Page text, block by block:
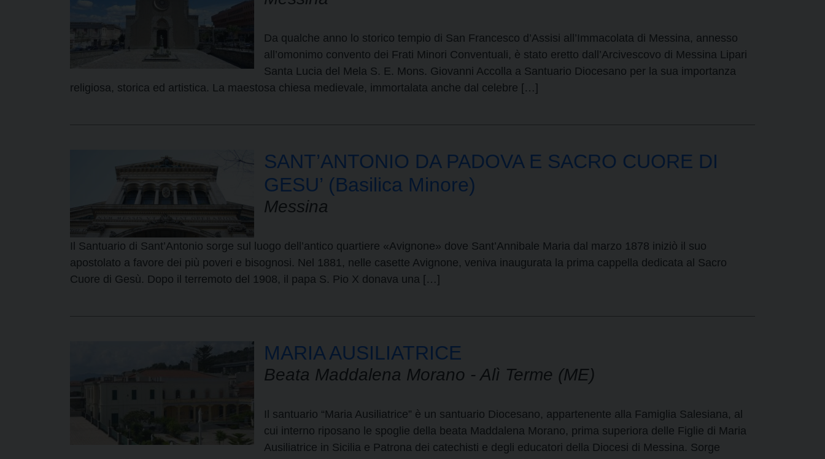
Da qualche anno lo storico tempio di San Francesco d’Assisi all’Immacolata di Messina, annesso
all’omonimo convento dei Frati Minori Conventuali, è stato eretto dall’Arcivescovo di Messina Lipari
Santa Lucia del Mela S. E. Mons. Giovanni Accolla a Santuario Diocesano per la sua importanza
religiosa, storica ed artistica. La maestosa chiesa medievale, immortalata anche dal celebre […]
SANT’ANTONIO DA PADOVA E SACRO CUORE DI
GESU’ (Basilica Minore)
Messina
Il Santuario di Sant’Antonio sorge sul luogo dell’antico quartiere «Avignone» dove Sant’Annibale Maria dal marzo 1878 iniziò il suo
apostolato a favore dei più poveri e bisognosi. Nel 1881, nelle casette Avignone, veniva inaugurata la prima cappella dedicata al Sacro
Cuore di Gesù. Dopo il terremoto del 1908, il papa S. Pio X donava una […]
MARIA AUSILIATRICE
Beata Maddalena Morano - Alì Terme (ME)
Il santuario “Maria Ausiliatrice” è un santuario Diocesano, appartenente alla Famiglia Salesiana, al
cui interno riposano le spoglie della beata Maddalena Morano, prima superiora delle Figlie di Maria
Ausiliatrice in Sicilia e Patrona dei catechisti e degli educatori della Diocesi di Messina. Sorge